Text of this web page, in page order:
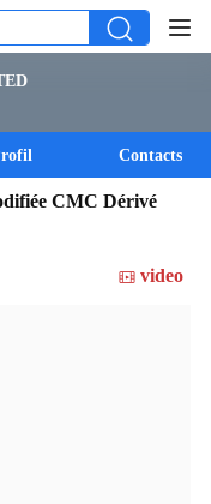
Contacts
CMC Dérivé
video